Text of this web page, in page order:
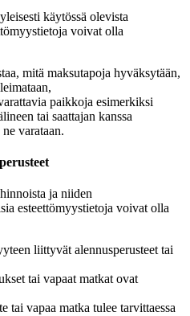
käytössä olevista
voivat olla
mitä maksutapoja hyväksytään,
paikkoja esimerkiksi
tai saattajan kanssa
varataan.
ja niiden
esteettömyystietoja voivat olla
liittyvät alennusperusteet tai
tai vapaat matkat ovat
tai vapaa matka tulee tarvittaessa